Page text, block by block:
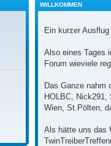
WILLKOMMEN
Ein kurzer
Also eines Tages
Forum wieviele
Das Ganze nahm
HOLBC, Nick291,
Wien, St.Pölten,
Als hätte uns das